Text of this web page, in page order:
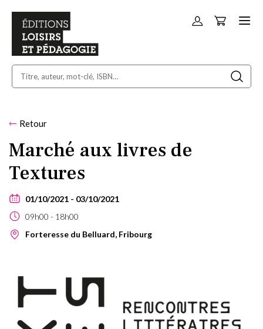
Allez
Panier
Retour
Marché aux livres de
Textures
01/10/2021
03/10/2021
09h00
18h00
Forteresse du Belluard, Fribourg